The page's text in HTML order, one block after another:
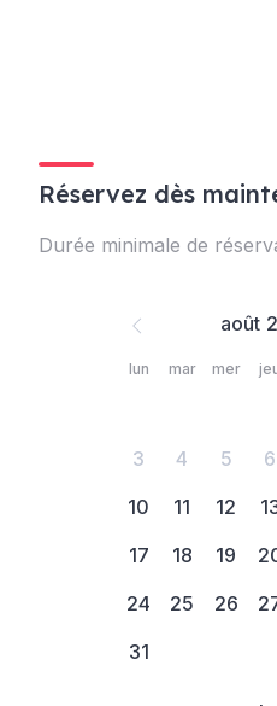
Réservez dès
Durée minimale de
août
lun mar mer
3
4 5 6
10
11 12
17
18 19
24
25 26
31